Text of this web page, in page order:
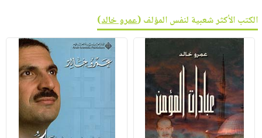
الكتب الأكثر شعبية لنفس المؤلف (عمرو خالد)